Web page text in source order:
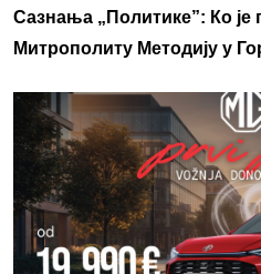
Сазнања „Политике”: Ко је
Митрополиту Методију у